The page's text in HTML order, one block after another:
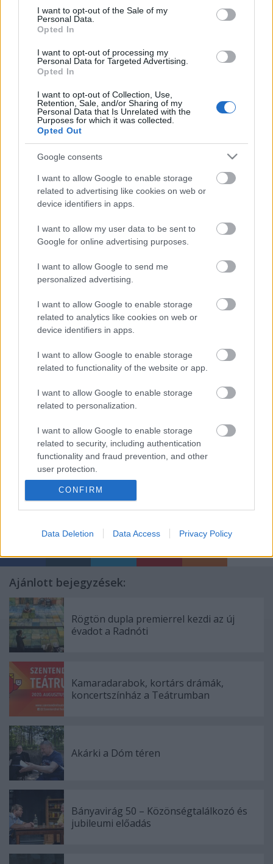
consent section.
I want to opt-out of the Sale of my
Personal Data.
Opted In
I want to opt-out of processing my
Personal Data for Targeted Advertising.
Opted In
I want to opt-out of Collection, Use,
Retention, Sale, and/or Sharing of my
Personal Data that Is Unrelated with the
Purposes for which it was collected.
Opted Out
Google consents
I want to allow Google to enable storage
related to advertising like cookies on web or
device identifiers in apps.
I want to allow my user data to be sent to
Google for online advertising purposes.
I want to allow Google to send me
personalized advertising.
I want to allow Google to enable storage
related to analytics like cookies on web or
device identifiers in apps.
I want to allow Google to enable storage
related to functionality of the website or app.
I want to allow Google to enable storage
related to personalization.
I want to allow Google to enable storage
related to security, including authentication
functionality and fraud prevention, and other
user protection.
CONFIRM
Data Deletion Data Access Privacy Policy
Önt képviselő közszereplők ne csúfíthassák el, ne
ejthesse azt túszul a gyűlöletbeszéd?
Kerényi Imre
Fesztiválján rendezett beszélgetésen azt
világméretű problémának tartja, hogy a rendező- és
dramaturgképzésben egy olyan izmus vette át az
oktatási főhatalmat, amelyik egy olyanfajta
megközelítést honosít meg, amiben a dekadencia
érvényesül, és aminek a lényege a köpködés, a
Kerényiszerint a színházakat meg kell szabadítani a
dramaturgok és kritikusok hipnózisától. Egy új úton
kell elindulni, fel kell venni a harcot. "Ez egy nagyon
nagy harc. Ez a buzilobbi tulajdonképpen. Ez az
egész nemzetközi opera- és filmvilágot átszövi. Fel
kell ismerni a helyzetet, fel kell venni a harcot. Ez
ellen előadások sorát kell létrehozni, de főleg
válaszolt.
Index.hu, Színház.hu, Klubrádió
Ajánlott bejegyzések:
Rögtön dupla premierrel kezdi az új
évadot a Radnóti
Kamaradarabok, kortárs drámák,
koncertszínház a Teátrumban
Akárki a Dóm téren
Bányavirág 50 – Közönségtalálkozó és
jubileumi előadás